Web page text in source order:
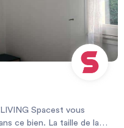
Spacest vous
ce bien. La taille de la